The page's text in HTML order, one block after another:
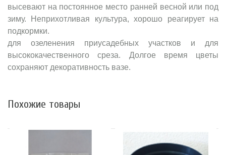
высевают на постоянное место ранней весной или под
зиму. Неприхотливая культура, хорошо реагирует на
подкормки.
для озеленения приусадебных участков и для
высококачественного среза. Долгое время цветы
сохраняют декоративность вазе.
Похожие товары